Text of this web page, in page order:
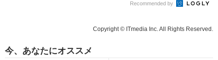
Recommended by
Copyright © ITmedia Inc. All Rights Reserved.
今、あなたにオススメ